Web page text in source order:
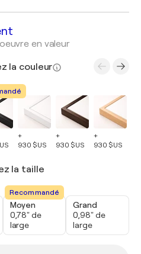
en valeur
la couleur
+
930 $US
+
930 $US
+
930 $US
la taille
Recommandé
Moyen
0,78" de
large
Grand
0,98" de
large